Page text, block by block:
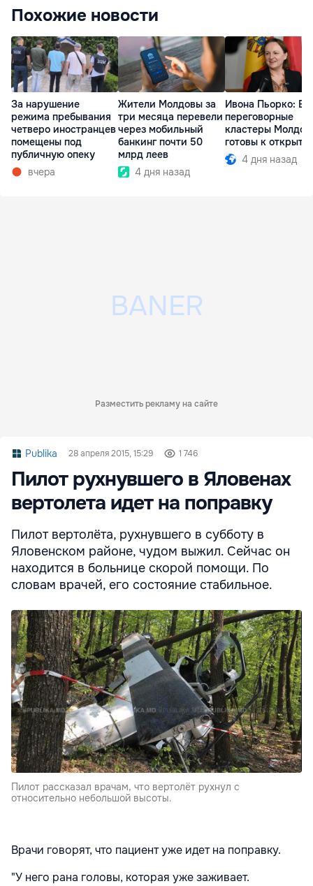
Похожие новости
За нарушение
режима пребывания
четверо иностранцев
помещены под
публичную опеку
вчера
Жители Молдовы за
три месяца перевели
через мобильный
банкинг почти 50
млрд леев
4 дня назад
Ивона Пьорко:
переговорные
кластеры
готовы к
4 дня назад
Разместить рекламу на сайте
Publika 28 апреля 2015, 15:29 1 746
Пилот рухнувшего в Яловенах
вертолета идет на поправку
Пилот вертолёта, рухнувшего в субботу в
Яловенском районе, чудом выжил. Сейчас он
находится в больнице скорой помощи. По
словам врачей, его состояние стабильное.
Пилот рассказал врачам, что вертолёт рухнул с
относительно небольшой высоты.
Врачи говорят, что пациент уже идет на поправку.
"У него рана головы, которая уже заживает.